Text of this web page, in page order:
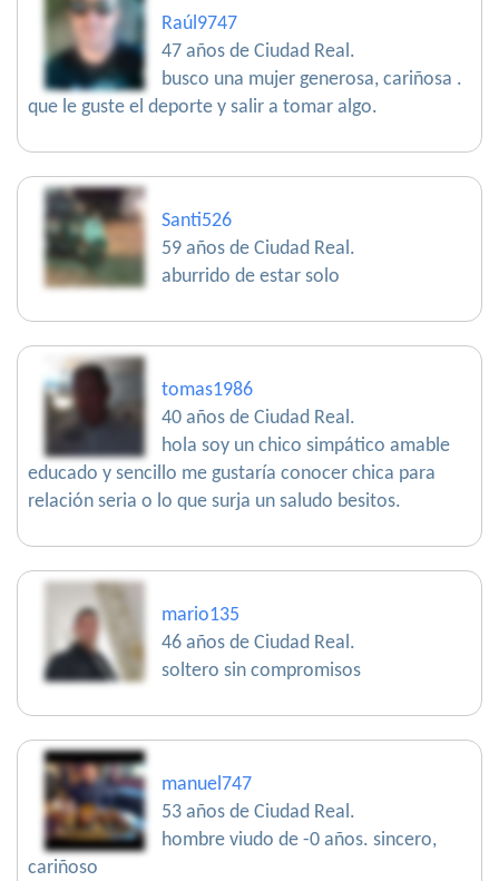
Raúl9747
47 años de Ciudad Real.
busco una mujer generosa, cariñosa .
que le guste el deporte y salir a tomar algo.
Santi526
59 años de Ciudad Real.
aburrido de estar solo
tomas1986
40 años de Ciudad Real.
hola soy un chico simpático amable
educado y sencillo me gustaría conocer chica para
relación seria o lo que surja un saludo besitos.
mario135
46 años de Ciudad Real.
soltero sin compromisos
manuel747
53 años de Ciudad Real.
hombre viudo de -0 años. sincero,
cariñoso